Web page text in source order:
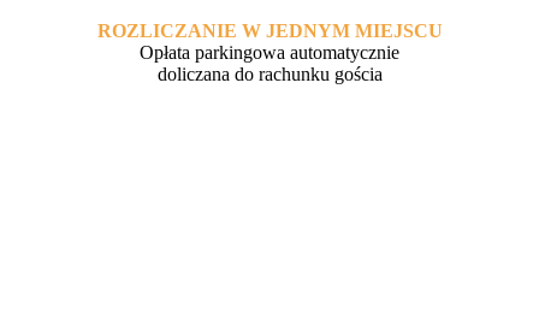
ROZLICZANIE W JEDNYM MIEJSCU
Opłata parkingowa automatycznie
doliczana do rachunku gościa